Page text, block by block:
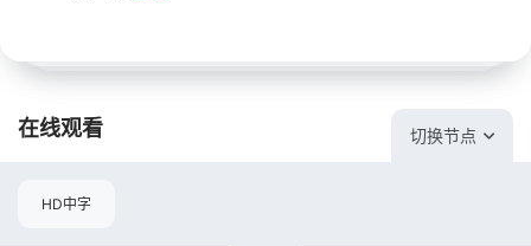
在线观看 切换节点
HD中字